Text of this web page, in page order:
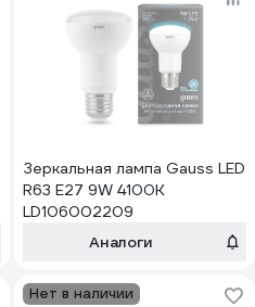
Зеркальная лампа Gauss LED
R63 E27 9W 4100K
LD106002209
Аналоги
Нет в наличии